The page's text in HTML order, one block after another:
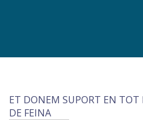
ET DONEM SUPORT EN TOT
DE FEINA